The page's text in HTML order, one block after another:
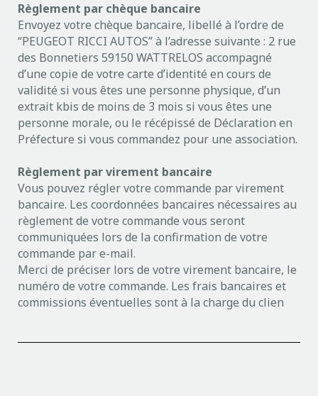
Règlement par chèque bancaire
Envoyez votre chèque bancaire, libellé à l’ordre de
“PEUGEOT RICCI AUTOS” à l’adresse suivante : 2 rue
des Bonnetiers 59150 WATTRELOS accompagné
d’une copie de votre carte d’identité en cours de
validité si vous êtes une personne physique, d’un
extrait kbis de moins de 3 mois si vous êtes une
personne morale, ou le récépissé de Déclaration en
Préfecture si vous commandez pour une association.
Règlement par virement bancaire
Vous pouvez régler votre commande par virement
bancaire. Les coordonnées bancaires nécessaires au
règlement de votre commande vous seront
communiquées lors de la confirmation de votre
commande par e-mail.
Merci de préciser lors de votre virement bancaire, le
numéro de votre commande. Les frais bancaires et
commissions éventuelles sont à la charge du clien